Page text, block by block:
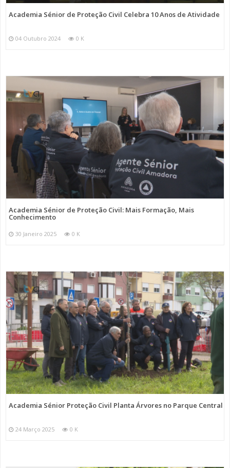
Academia Sénior de Proteção Civil Celebra 10 Anos de Atividade
04 Outubro 2024 0 K
Academia Sénior de Proteção Civil: Mais Formação, Mais
Conhecimento
30 Janeiro 2025 0 K
Academia Sénior Proteção Civil Planta Árvores no Parque Central
24 Março 2025 0 K